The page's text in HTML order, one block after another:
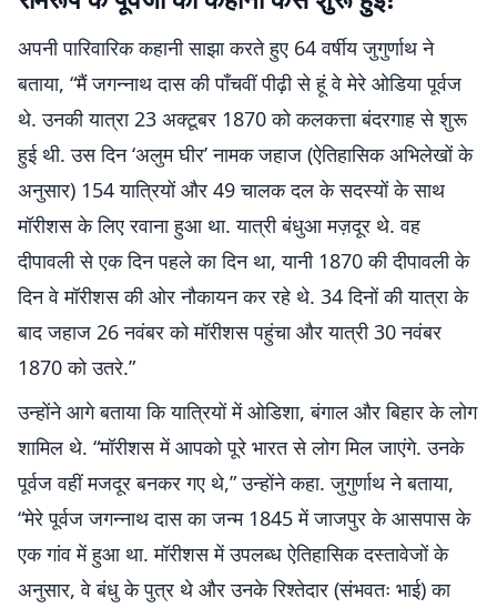
अपनी पारिवारिक कहानी साझा करते हुए 64 वर्षीय जुगुर्णाथ ने
बताया, “मैं जगन्नाथ दास की पाँचवीं पीढ़ी से हूं वे मेरे ओडिया पूर्वज
थे. उनकी यात्रा 23 अक्टूबर 1870 को कलकत्ता बंदरगाह से शुरू
हुई थी. उस दिन ‘अलुम घीर’ नामक जहाज (ऐतिहासिक अभिलेखों के
अनुसार) 154 यात्रियों और 49 चालक दल के सदस्यों के साथ
मॉरीशस के लिए रवाना हुआ था. यात्री बंधुआ मज़दूर थे. वह
दीपावली से एक दिन पहले का दिन था, यानी 1870 की दीपावली के
दिन वे मॉरीशस की ओर नौकायन कर रहे थे. 34 दिनों की यात्रा के
बाद जहाज 26 नवंबर को मॉरीशस पहुंचा और यात्री 30 नवंबर
1870 को उतरे.”
उन्होंने आगे बताया कि यात्रियों में ओडिशा, बंगाल और बिहार के लोग
शामिल थे. “मॉरीशस में आपको पूरे भारत से लोग मिल जाएंगे. उनके
पूर्वज वहीं मजदूर बनकर गए थे,” उन्होंने कहा. जुगुर्णाथ ने बताया,
“मेरे पूर्वज जगन्नाथ दास का जन्म 1845 में जाजपुर के आसपास के
एक गांव में हुआ था. मॉरीशस में उपलब्ध ऐतिहासिक दस्तावेजों के
अनुसार, वे बंधु के पुत्र थे और उनके रिश्तेदार (संभवतः भाई) का